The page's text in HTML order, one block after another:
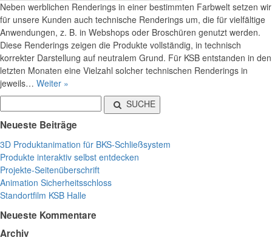
Neben werblichen Renderings in einer bestimmten Farbwelt setzen wir
für unsere Kunden auch technische Renderings um, die für vielfältige
Anwendungen, z. B. in Webshops oder Broschüren genutzt werden.
Diese Renderings zeigen die Produkte vollständig, in technisch
korrekter Darstellung auf neutralem Grund. Für KSB entstanden in den
letzten Monaten eine Vielzahl solcher technischen Renderings in
jeweils… Weiter »
SUCHE
Neueste Beiträge
3D Produktanimation für BKS-Schließsystem
Produkte interaktiv selbst entdecken
Projekte-Seitenüberschrift
Animation Sicherheitsschloss
Standortfilm KSB Halle
Neueste Kommentare
Archiv